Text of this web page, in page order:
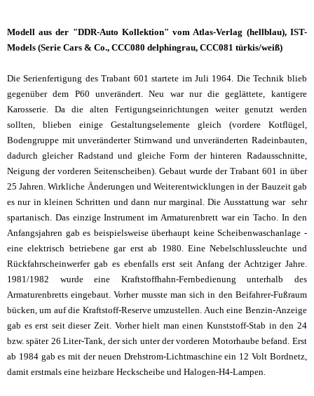
Modell aus der "DDR-Auto Kollektion" vom Atlas-Verlag (hellblau), IST-
Models (Serie Cars & Co., CCC080 delphingrau, CCC081 türkis/weiß)
Die Serienfertigung des Trabant 601 startete im Juli 1964. Die Technik blieb
gegenüber dem P60 unverändert. Neu war nur die geglättete, kantigere
Karosserie. Da die alten Fertigungseinrichtungen weiter genutzt werden
sollten, blieben einige Gestaltungselemente gleich (vordere Kotflügel,
Bodengruppe mit unveränderter Stirnwand und unveränderten Radeinbauten,
dadurch gleicher Radstand und gleiche Form der hinteren Radausschnitte,
Neigung der vorderen Seitenscheiben). Gebaut wurde der Trabant 601 in über
25 Jahren. Wirkliche Änderungen und Weiterentwicklungen in der Bauzeit gab
es nur in kleinen Schritten und dann nur marginal. Die Ausstattung war sehr
spartanisch. Das einzige Instrument im Armaturenbrett war ein Tacho. In den
Anfangsjahren gab es beispielsweise überhaupt keine Scheibenwaschanlage -
eine elektrisch betriebene gar erst ab 1980. Eine Nebelschlussleuchte und
Rückfahrscheinwerfer gab es ebenfalls erst seit Anfang der Achtziger Jahre.
1981/1982 wurde eine Kraftstoffhahn-Fernbedienung unterhalb des
Armaturenbretts eingebaut. Vorher musste man sich in den Beifahrer-Fußraum
bücken, um auf die Kraftstoff-Reserve umzustellen. Auch eine Benzin-Anzeige
gab es erst seit dieser Zeit. Vorher hielt man einen Kunststoff-Stab in den 24
bzw. später 26 Liter-Tank, der sich unter der vorderen Motorhaube befand. Erst
ab 1984 gab es mit der neuen Drehstrom-Lichtmaschine ein 12 Volt Bordnetz,
damit erstmals eine heizbare Heckscheibe und Halogen-H4-Lampen.